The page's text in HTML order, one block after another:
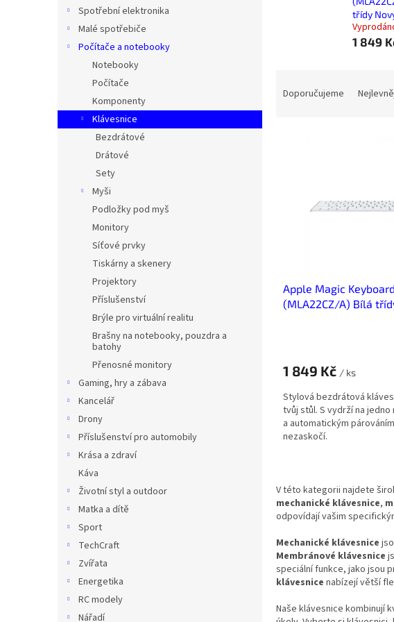
Spotřební elektronika
Malé spotřebiče
Počítače a notebooky
Notebooky
Počítače
Komponenty
Klávesnice
Bezdrátové
Drátové
Sety
Myši
Podložky pod myš
Monitory
Síťové prvky
Tiskárny a skenery
Projektory
Příslušenství
Brýle pro virtuální realitu
Brašny na notebooky, pouzdra a
batohy
Přenosné monitory
Gaming, hry a zábava
Kancelář
Drony
Příslušenství pro automobily
Krása a zdraví
Káva
Životní styl a outdoor
Matka a dítě
Sport
TechCraft
Zvířata
Energetika
RC modely
Nářadí
třídy
1 849
Doporučujeme
Apple Magic
(MLA22CZ/A) Bílá
1 849 Kč / ks
Stylová bezdrátová
tvůj stůl. S vydrží na
a automatickým
nezaskočí.
V této kategorii najdete
mechanické klávesnice,
odpovídají vašim
Mechanické klávesnice
Membránové klávesnice
speciální funkce, jako jsou
klávesnice nabízejí větší
Naše klávesnice kombinují